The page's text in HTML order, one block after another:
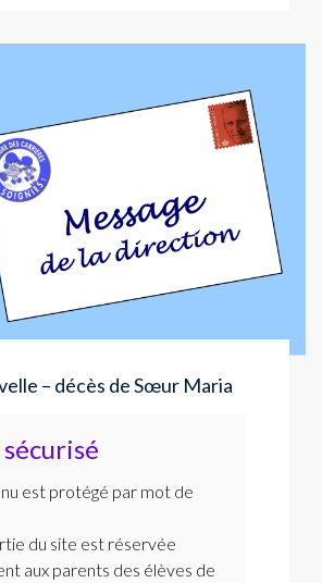
– décès de Sœur Maria
est protégé par mot de
du site est réservée
aux parents des élèves de